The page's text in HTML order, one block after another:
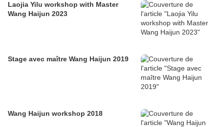
Laojia Yilu workshop with Master
Wang Haijun 2023
Stage avec maître Wang Haijun 2019
Wang Haijun workshop 2018